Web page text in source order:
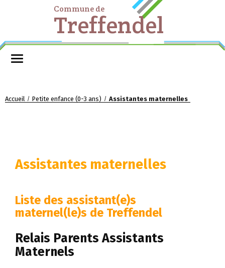
Commune de
Treffendel
Accueil / Petite enfance (0-3 ans) / Assistantes maternelles
Assistantes maternelles
Liste des assistant(e)s
maternel(le)s de Treffendel
Relais Parents Assistants
Maternels